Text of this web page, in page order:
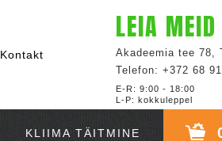
Kontakt
LEIA MEID
Akadeemia tee 78,
Telefon: +372 68
E-R: 9:00 - 18:00
L-P: kokkuleppel
KLIIMA TÄITMINE